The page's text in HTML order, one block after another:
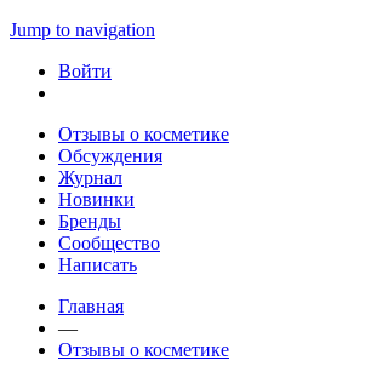
Jump to navigation
Войти
Отзывы о косметике
Обсуждения
Журнал
Новинки
Бренды
Сообщество
Написать
Главная
—
Отзывы о косметике